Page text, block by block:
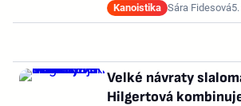
Kanoistika Sára Fidesová
Velké návraty
Hilgertová